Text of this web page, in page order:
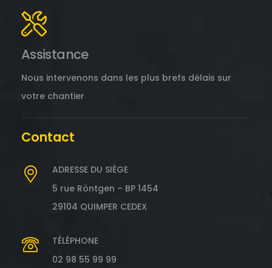
Assistance
Nous intervenons dans les plus brefs délais sur
votre chantier
Contact
ADRESSE DU SIÈGE
5 rue Röntgen – BP 1454
29104 QUIMPER CEDEX
TÉLÉPHONE
02 98 55 99 99